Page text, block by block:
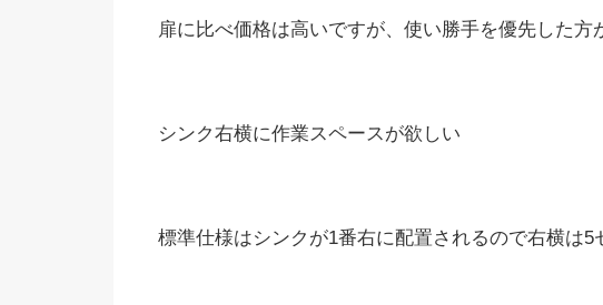
扉に比べ価格は高いですが、使い勝手を優先した方
シンク右横に作業スペースが欲しい
標準仕様はシンクが1番右に配置されるので右横は5